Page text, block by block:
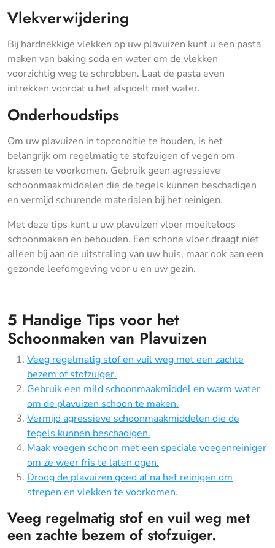
Vlekverwijdering
Bij hardnekkige vlekken op uw plavuizen kunt u een pasta
maken van baking soda en water om de vlekken
voorzichtig weg te schrobben. Laat de pasta even
intrekken voordat u het afspoelt met water.
Onderhoudstips
Om uw plavuizen in topconditie te houden, is het
belangrijk om regelmatig te stofzuigen of vegen om
krassen te voorkomen. Gebruik geen agressieve
schoonmaakmiddelen die de tegels kunnen beschadigen
en vermijd schurende materialen bij het reinigen.
Met deze tips kunt u uw plavuizen vloer moeiteloos
schoonmaken en behouden. Een schone vloer draagt niet
alleen bij aan de uitstraling van uw huis, maar ook aan een
gezonde leefomgeving voor u en uw gezin.
5 Handige Tips voor het
Schoonmaken van Plavuizen
Veeg regelmatig stof en vuil weg met een zachte
bezem of stofzuiger.
Gebruik een mild schoonmaakmiddel en warm water
om de plavuizen schoon te maken.
Vermijd agressieve schoonmaakmiddelen die de
tegels kunnen beschadigen.
Maak voegen schoon met een speciale voegenreiniger
om ze weer fris te laten ogen.
Droog de plavuizen goed af na het reinigen om
strepen en vlekken te voorkomen.
Veeg regelmatig stof en vuil weg met
een zachte bezem of stofzuiger.